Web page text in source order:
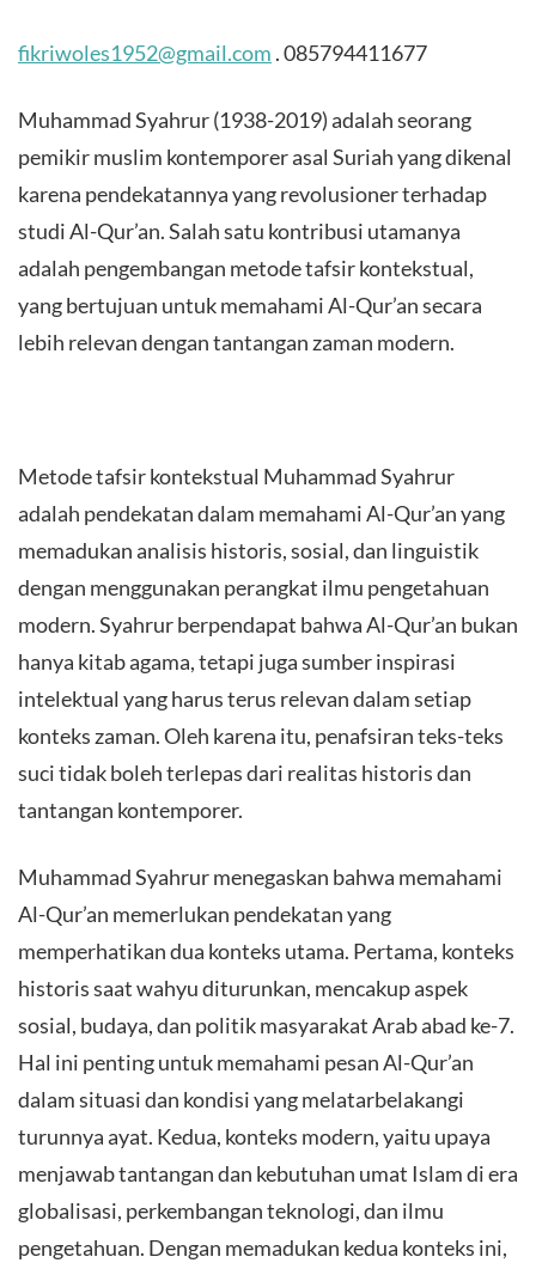
fikriwoles1952@gmail.com . 085794411677
Muhammad Syahrur (1938-2019) adalah seorang
pemikir muslim kontemporer asal Suriah yang dikenal
karena pendekatannya yang revolusioner terhadap
studi Al-Qur’an. Salah satu kontribusi utamanya
adalah pengembangan metode tafsir kontekstual,
yang bertujuan untuk memahami Al-Qur’an secara
lebih relevan dengan tantangan zaman modern.
Metode tafsir kontekstual Muhammad Syahrur
adalah pendekatan dalam memahami Al-Qur’an yang
memadukan analisis historis, sosial, dan linguistik
dengan menggunakan perangkat ilmu pengetahuan
modern. Syahrur berpendapat bahwa Al-Qur’an bukan
hanya kitab agama, tetapi juga sumber inspirasi
intelektual yang harus terus relevan dalam setiap
konteks zaman. Oleh karena itu, penafsiran teks-teks
suci tidak boleh terlepas dari realitas historis dan
tantangan kontemporer.
Muhammad Syahrur menegaskan bahwa memahami
Al-Qur’an memerlukan pendekatan yang
memperhatikan dua konteks utama. Pertama, konteks
historis saat wahyu diturunkan, mencakup aspek
sosial, budaya, dan politik masyarakat Arab abad ke-7.
Hal ini penting untuk memahami pesan Al-Qur’an
dalam situasi dan kondisi yang melatarbelakangi
turunnya ayat. Kedua, konteks modern, yaitu upaya
menjawab tantangan dan kebutuhan umat Islam di era
globalisasi, perkembangan teknologi, dan ilmu
pengetahuan. Dengan memadukan kedua konteks ini,